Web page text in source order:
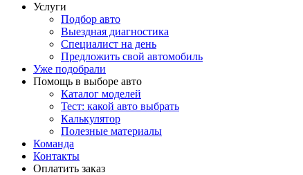
Услуги
Подбор авто
Выездная диагностика
Специалист на день
Предложить свой автомобиль
Уже подобрали
Помощь в выборе авто
Каталог моделей
Тест: какой авто выбрать
Калькулятор
Полезные материалы
Команда
Контакты
Оплатить заказ